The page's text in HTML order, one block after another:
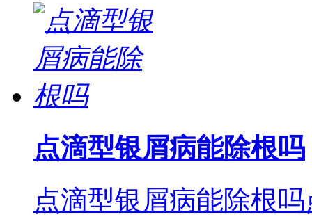
点滴型银屑病能除根吗
点滴型银屑病能除根